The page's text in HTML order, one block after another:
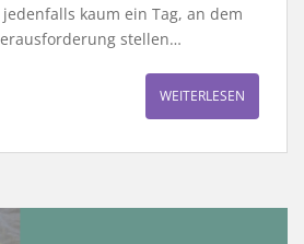
kaum ein Tag, an dem
stellen…
WEITERLESEN